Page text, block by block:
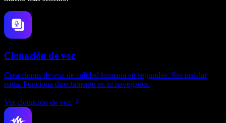
Clonación de voz
Crea clones de voz de calidad humana en segundos. Sin instalar
nada. Funciona directamente en tu navegador.
Ver clonación de voz